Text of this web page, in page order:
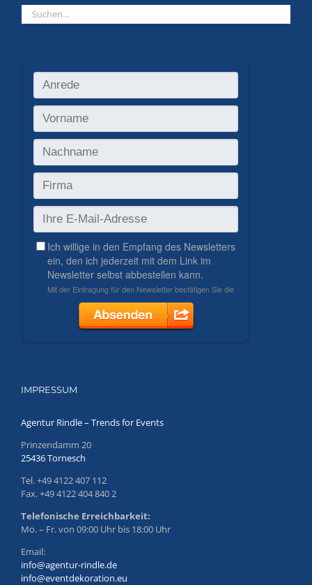
IMPRESSUM
Agentur Rindle – Trends for Events
Prinzendamm 20
25436 Tornesch
Tel. +49 4122 407 112
Fax. +49 4122 404 840 2
Telefonische Erreichbarkeit:
Mo. – Fr. von 09:00 Uhr bis 18:00 Uhr
Email:
info@agentur-rindle.de
info@eventdekoration.eu